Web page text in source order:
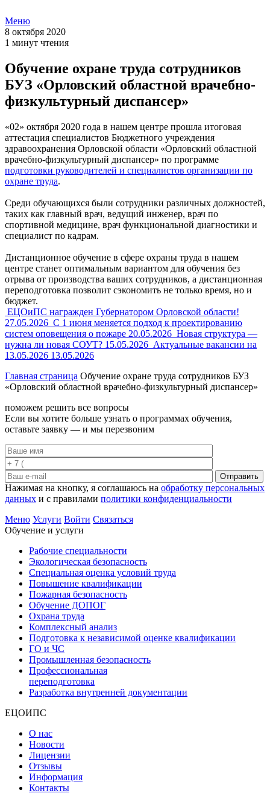
Меню
8 октября 2020
1 минут чтения
Обучение охране труда сотрудников
БУЗ «Орловский областной врачебно-
физкультурный диспансер»
«02» октября 2020 года в нашем центре прошла итоговая
аттестация специалистов Бюджетного учреждения
здравоохранения Орловской области «Орловский областной
врачебно-физкультурный диспансер» по программе
подготовки руководителей и специалистов организации по
охране труда.
Среди обучающихся были сотрудники различных должностей,
таких как главный врач, ведущий инженер, врач по
спортивной медицине, врач функциональной диагностики и
специалист по кадрам.
Дистанционное обучение в сфере охраны труда в нашем
центре станет оптимальным вариантом для обучения без
отрыва от производства ваших сотрудников, а дистанционная
переподготовка позволит сэкономить не только время, но и
бюджет.
ЕЦОиПС награжден Губернатором Орловской области!
27.05.2026 С 1 июня меняется подход к проектированию
систем оповещения о пожаре 20.05.2026 Новая структура —
нужна ли новая СОУТ? 15.05.2026 Актуальные вакансии на
13.05.2026 13.05.2026
Главная страница Обучение охране труда сотрудников БУЗ
«Орловский областной врачебно-физкультурный диспансер»
поможем решить все вопросы
Если вы хотите больше узнать о программах обучения,
оставьте заявку — и мы перезвоним
Отправить
Нажимая на кнопку, я соглашаюсь на обработку персональных
данных и с правилами политики конфиденциальности
Меню Услуги Войти Связаться
Обучение и услуги
Рабочие специальности
Экологическая безопасность
Специальная оценка условий труда
Повышение квалификации
Пожарная безопасность
Обучение ДОПОГ
Охрана труда
Комплексный анализ
Подготовка к независимой оценке квалификации
ГО и ЧС
Промышленная безопасность
Профессиональная
переподготовка
Разработка внутренней документации
ЕЦОИПС
О нас
Новости
Лицензии
Отзывы
Информация
Контакты